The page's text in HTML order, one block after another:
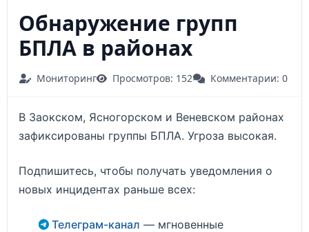
Обнаружение групп
БПЛА в районах
Мониторинг Просмотров: 152 Комментарии: 0
В Заокском, Ясногорском и Веневском районах
зафиксированы группы БПЛА. Угроза высокая.
Подпишитесь, чтобы получать уведомления о
новых инцидентах раньше всех:
Телеграм-канал — мгновенные